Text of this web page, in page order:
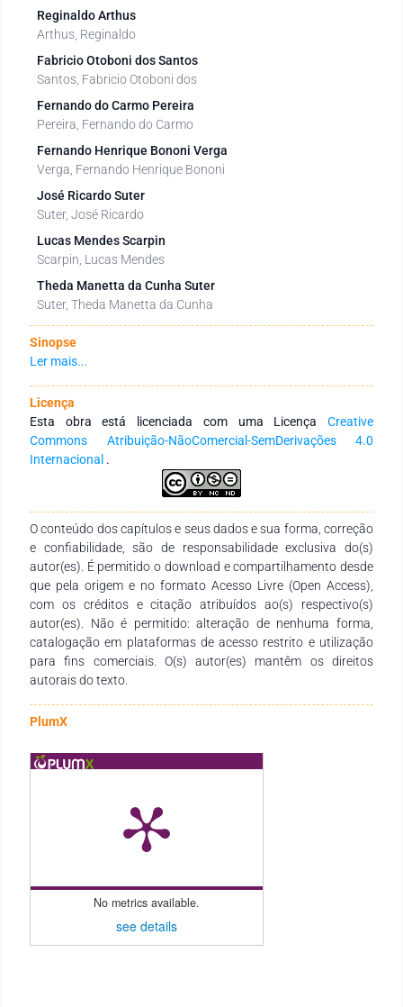
Reginaldo Arthus
Arthus, Reginaldo
Fabricio Otoboni dos Santos
Santos, Fabricio Otoboni dos
Fernando do Carmo Pereira
Pereira, Fernando do Carmo
Fernando Henrique Bononi Verga
Verga, Fernando Henrique Bononi
José Ricardo Suter
Suter, José Ricardo
Lucas Mendes Scarpin
Scarpin, Lucas Mendes
Theda Manetta da Cunha Suter
Suter, Theda Manetta da Cunha
Sinopse
Ler mais...
Licença
Esta obra está licenciada com uma Licença Creative
Commons Atribuição-NãoComercial-SemDerivações 4.0
Internacional .
O conteúdo dos capítulos e seus dados e sua forma, correção
e confiabilidade, são de responsabilidade exclusiva do(s)
autor(es). É permitido o download e compartilhamento desde
que pela origem e no formato Acesso Livre (Open Access),
com os créditos e citação atribuídos ao(s) respectivo(s)
autor(es). Não é permitido: alteração de nenhuma forma,
catalogação em plataformas de acesso restrito e utilização
para fins comerciais. O(s) autor(es) mantêm os direitos
autorais do texto.
PlumX
No metrics available.
see details